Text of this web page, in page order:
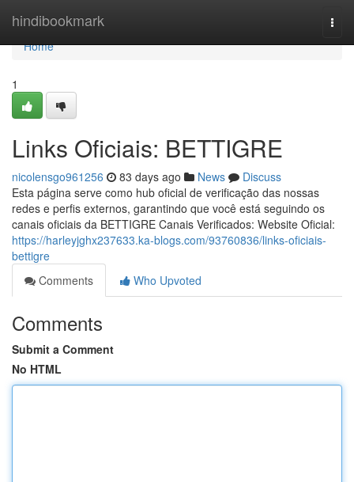
hindibookmark
Home
Home
1
Links Oficiais: BETTIGRE
nicolensgo961256 83 days ago News
Discuss
Esta página serve como hub oficial de verificação das nossas
redes e perfis externos, garantindo que você está seguindo os
canais oficiais da BETTIGRE Canais Verificados: Website Oficial:
https://harleyjghx237633.ka-blogs.com/93760836/links-oficiais-
bettigre
Comments
Who Upvoted
Comments
Submit a Comment
No HTML